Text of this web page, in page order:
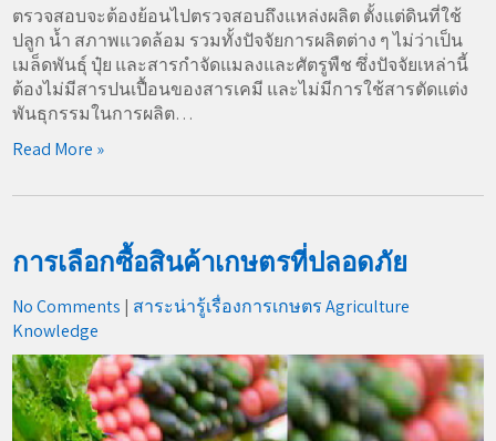
ตรวจสอบจะต้องย้อนไปตรวจสอบถึงแหล่งผลิต ตั้งแต่ดินที่ใช้
ปลูก น้ำ สภาพแวดล้อม รวมทั้งปัจจัยการผลิตต่าง ๆ ไม่ว่าเป็น
เมล็ดพันธุ์ ปุ๋ย และสารกำจัดแมลงและศัตรูพืช ซึ่งปัจจัยเหล่านี้
ต้องไม่มีสารปนเปื้อนของสารเคมี และไม่มีการใช้สารตัดแต่ง
พันธุกรรมในการผลิต…
Read More »
การเลือกซื้อสินค้าเกษตรที่ปลอดภัย
No Comments | สาระน่ารู้เรื่องการเกษตร Agriculture
Knowledge